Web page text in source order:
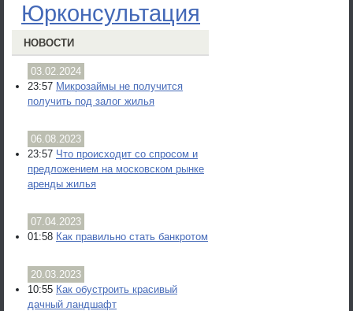
Юрконсультация
НОВОСТИ
03.02.2024
23:57 Микрозаймы не получится
получить под залог жилья
06.08.2023
23:57 Что происходит со спросом и
предложением на московском рынке
аренды жилья
07.04.2023
01:58 Как правильно стать банкротом
20.03.2023
10:55 Как обустроить красивый
дачный ландшафт